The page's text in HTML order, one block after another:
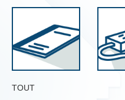
TOUT